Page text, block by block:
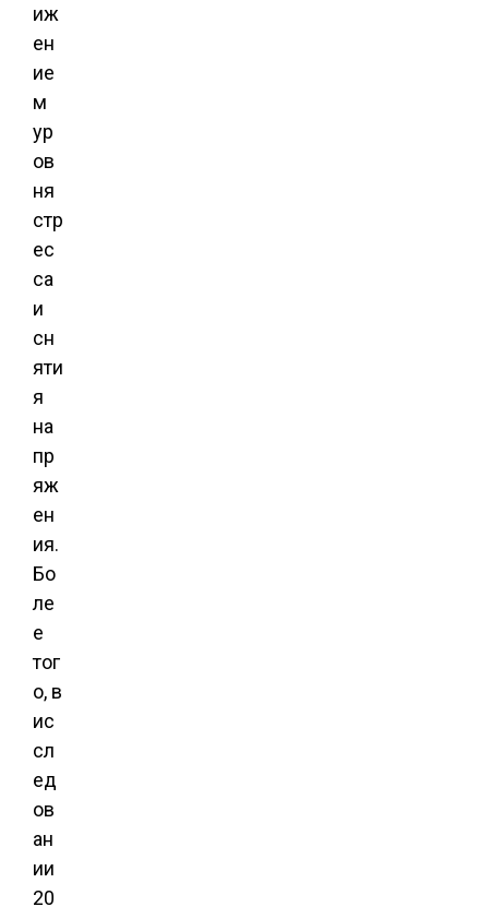
иж
ен
ие
м
ур
ов
ня
стр
ес
са
и
сн
яти
я
на
пр
яж
ен
ия.
Бо
ле
е
тог
о, в
ис
сл
ед
ов
ан
ии
20